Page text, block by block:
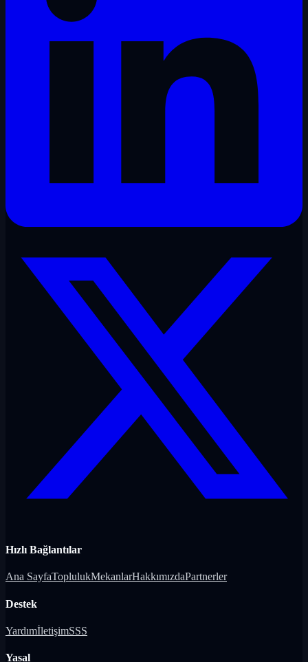
Hızlı Bağlantılar
Ana SayfaToplulukMekanlarHakkımızdaPartnerler
Destek
YardımİletişimSSS
Yasal